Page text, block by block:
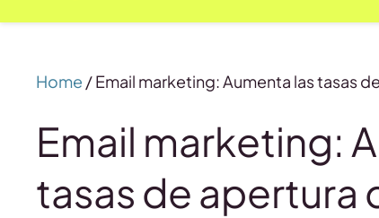
Home /Email marketing: Aumenta las tasas
Email marketing:
tasas de apertura